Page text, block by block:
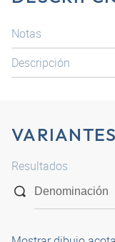
Notas
Descripción
Resultados